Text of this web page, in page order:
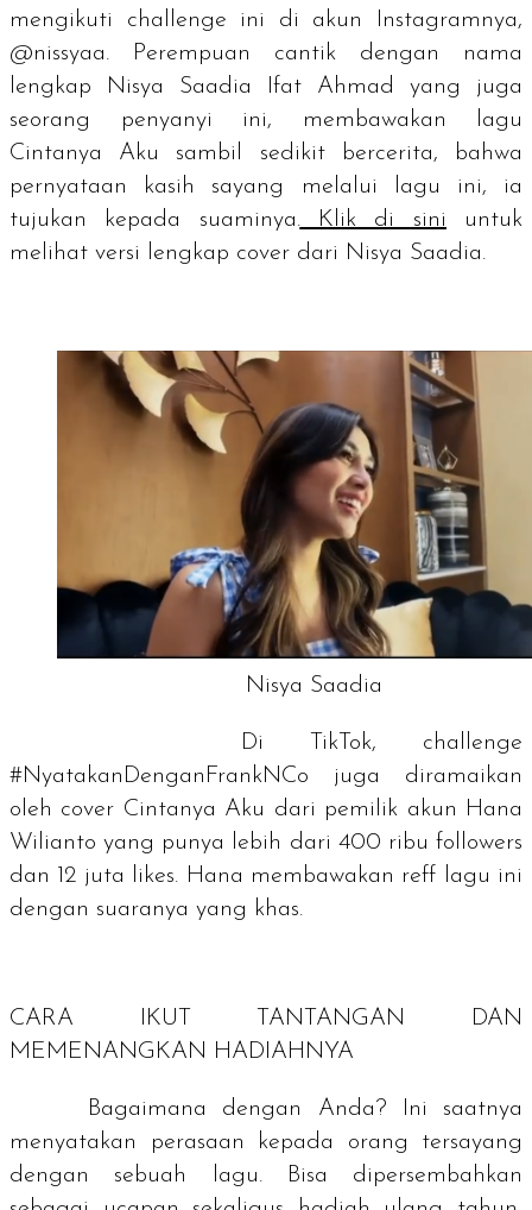
mengikuti challenge ini di akun Instagramnya,
@nissyaa. Perempuan cantik dengan nama
lengkap Nisya Saadia Ifat Ahmad yang juga
seorang penyanyi ini, membawakan lagu
Cintanya Aku
sambil sedikit bercerita, bahwa
pernyataan kasih sayang melalui lagu ini, ia
tujukan kepada suaminya.Klik di sini untuk
melihat versi lengkap cover dari Nisya Saadia.
Nisya Saadia
Di TikTok, challenge
#NyatakanDenganFrankNCo juga diramaikan
oleh cover Cintanya Aku dari pemilik akun Hana
Wilianto yang punya lebih dari 400 ribu followers
dan 12 juta
likes. Hana membawakan reff lagu ini
dengan suaranya yang khas.
CARA IKUT TANTANGAN DAN
MEMENANGKAN HADIAHNYA
Bagaimana dengan Anda? Ini saatnya
menyatakan perasaan kepada orang tersayang
dengan sebuah lagu. Bisa dipersembahkan